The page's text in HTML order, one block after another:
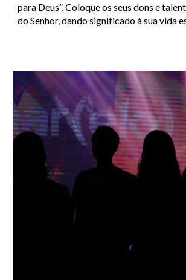
para Deus”. Coloque os seus dons e
do Senhor, dando significado à sua vida